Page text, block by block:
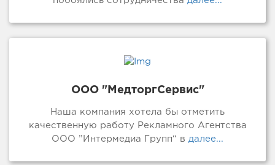
ООО "МедторгСервис"
Наша компания хотела бы отметить
качественную работу Рекламного Агентства
ООО ”Интермедиа Групп“ в далее...